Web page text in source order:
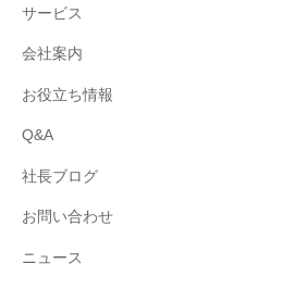
サービス
会社案内
お役立ち情報
Q&A
社長ブログ
お問い合わせ
ニュース